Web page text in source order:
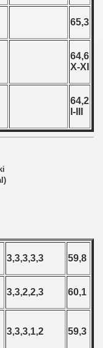
65,3
64,6
X-XI
64,2
I-III
3,3,3,3,3 59,8
3,3,2,2,3 60,1
3,3,3,1,2 59,3